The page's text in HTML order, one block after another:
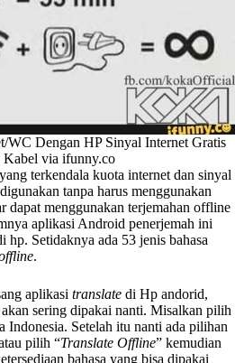
WC Dengan HP Sinyal Internet Gratis
Kabel via ifunny.co
terkendala kuota internet dan sinyal
tanpa harus menggunakan
dapat menggunakan terjemahan offline
aplikasi Android penerjemah ini
hp. Setidaknya ada 53 jenis bahasa
.
aplikasi translate di Hp andorid,
sering dipakai nanti. Misalkan pilih
Indonesia. Setelah itu nanti ada pilihan
pilih “Translate Offline” kemudian
bahasa yang bisa dipakai